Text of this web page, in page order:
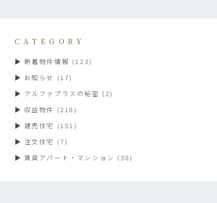
CATEGORY
新着物件情報 (123)
お知らせ (17)
アルファプラスの秘密 (2)
収益物件 (218)
建売住宅 (151)
注文住宅 (7)
賃貸アパート・マンション (38)